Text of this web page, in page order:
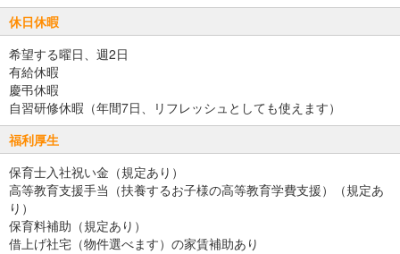
休日休暇
希望する曜日、週2日
有給休暇
慶弔休暇
自習研修休暇（年間7日、リフレッシュとしても使えます）
福利厚生
保育士入社祝い金（規定あり）
高等教育支援手当（扶養するお子様の高等教育学費支援）（規定あ
り）
保育料補助（規定あり）
借上げ社宅（物件選べます）の家賃補助あり